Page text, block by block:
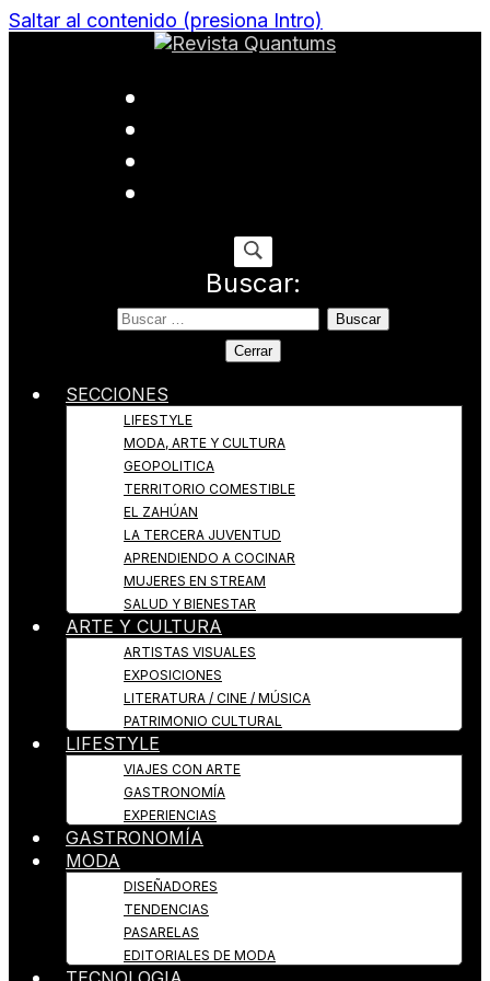
Saltar al contenido (presiona Intro)
Revista Quantums
Buscar:
Cerrar
SECCIONES
LIFESTYLE
MODA, ARTE Y CULTURA
GEOPOLITICA
TERRITORIO COMESTIBLE
EL ZAHÚAN
LA TERCERA JUVENTUD
APRENDIENDO A COCINAR
MUJERES EN STREAM
SALUD Y BIENESTAR
ARTE Y CULTURA
ARTISTAS VISUALES
EXPOSICIONES
LITERATURA / CINE / MÚSICA
PATRIMONIO CULTURAL
LIFESTYLE
VIAJES CON ARTE
GASTRONOMÍA
EXPERIENCIAS
GASTRONOMÍA
MODA
DISEÑADORES
TENDENCIAS
PASARELAS
EDITORIALES DE MODA